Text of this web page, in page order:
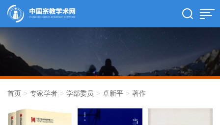
首页 > 专家学者 > 学部委员 > 卓新平 > 著作